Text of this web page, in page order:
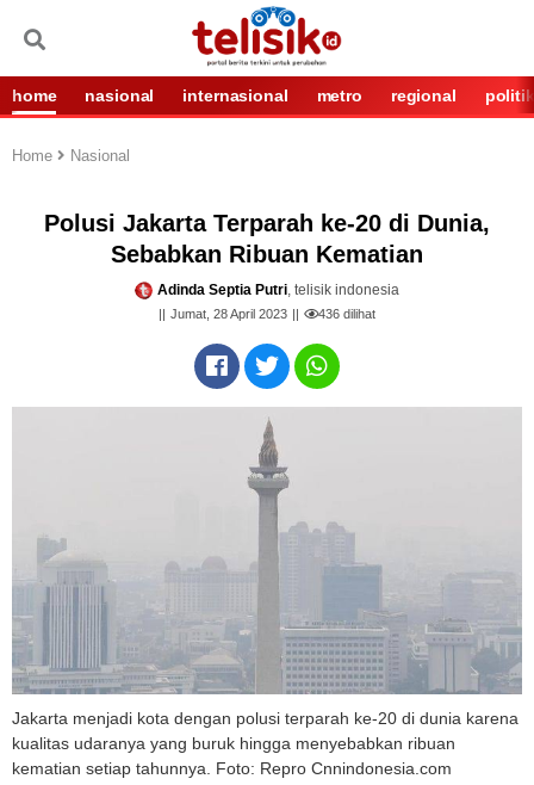
home nasional internasional metro regional politik
Home Nasional
Polusi Jakarta Terparah ke-20 di Dunia,
Sebabkan Ribuan Kematian
Adinda Septia Putri, telisik indonesia
Jumat, 28 April 2023 436 dilihat
Jakarta menjadi kota dengan polusi terparah ke-20 di dunia karena
kualitas udaranya yang buruk hingga menyebabkan ribuan
kematian setiap tahunnya. Foto: Repro Cnnindonesia.com